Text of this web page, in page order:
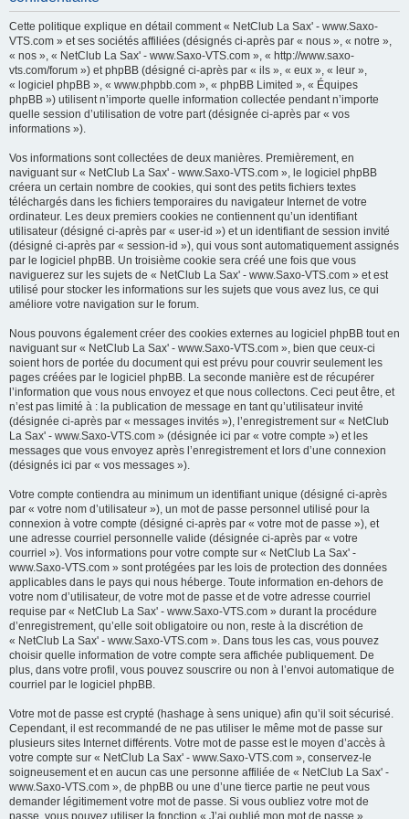
h
Cette politique explique en détail comment « NetClub La Sax' - www.Saxo-
VTS.com » et ses sociétés affiliées (désignés ci-après par « nous », « notre »,
« nos », « NetClub La Sax' - www.Saxo-VTS.com », « http://www.saxo-
vts.com/forum ») et phpBB (désigné ci-après par « ils », « eux », « leur »,
« logiciel phpBB », « www.phpbb.com », « phpBB Limited », « Équipes
phpBB ») utilisent n’importe quelle information collectée pendant n’importe
quelle session d’utilisation de votre part (désignée ci-après par « vos
informations »).
Vos informations sont collectées de deux manières. Premièrement, en
naviguant sur « NetClub La Sax' - www.Saxo-VTS.com », le logiciel phpBB
créera un certain nombre de cookies, qui sont des petits fichiers textes
téléchargés dans les fichiers temporaires du navigateur Internet de votre
ordinateur. Les deux premiers cookies ne contiennent qu’un identifiant
utilisateur (désigné ci-après par « user-id ») et un identifiant de session invité
(désigné ci-après par « session-id »), qui vous sont automatiquement assignés
par le logiciel phpBB. Un troisième cookie sera créé une fois que vous
naviguerez sur les sujets de « NetClub La Sax' - www.Saxo-VTS.com » et est
utilisé pour stocker les informations sur les sujets que vous avez lus, ce qui
améliore votre navigation sur le forum.
Nous pouvons également créer des cookies externes au logiciel phpBB tout en
naviguant sur « NetClub La Sax' - www.Saxo-VTS.com », bien que ceux-ci
soient hors de portée du document qui est prévu pour couvrir seulement les
pages créées par le logiciel phpBB. La seconde manière est de récupérer
l’information que vous nous envoyez et que nous collectons. Ceci peut être, et
n’est pas limité à : la publication de message en tant qu’utilisateur invité
(désignée ci-après par « messages invités »), l’enregistrement sur « NetClub
La Sax' - www.Saxo-VTS.com » (désignée ici par « votre compte ») et les
messages que vous envoyez après l’enregistrement et lors d’une connexion
(désignés ici par « vos messages »).
Votre compte contiendra au minimum un identifiant unique (désigné ci-après
par « votre nom d’utilisateur »), un mot de passe personnel utilisé pour la
connexion à votre compte (désigné ci-après par « votre mot de passe »), et
une adresse courriel personnelle valide (désignée ci-après par « votre
courriel »). Vos informations pour votre compte sur « NetClub La Sax' -
www.Saxo-VTS.com » sont protégées par les lois de protection des données
applicables dans le pays qui nous héberge. Toute information en-dehors de
votre nom d’utilisateur, de votre mot de passe et de votre adresse courriel
requise par « NetClub La Sax' - www.Saxo-VTS.com » durant la procédure
d’enregistrement, qu’elle soit obligatoire ou non, reste à la discrétion de
« NetClub La Sax' - www.Saxo-VTS.com ». Dans tous les cas, vous pouvez
choisir quelle information de votre compte sera affichée publiquement. De
plus, dans votre profil, vous pouvez souscrire ou non à l’envoi automatique de
courriel par le logiciel phpBB.
Votre mot de passe est crypté (hashage à sens unique) afin qu’il soit sécurisé.
Cependant, il est recommandé de ne pas utiliser le même mot de passe sur
plusieurs sites Internet différents. Votre mot de passe est le moyen d’accès à
votre compte sur « NetClub La Sax' - www.Saxo-VTS.com », conservez-le
soigneusement et en aucun cas une personne affiliée de « NetClub La Sax' -
www.Saxo-VTS.com », de phpBB ou une d’une tierce partie ne peut vous
demander légitimement votre mot de passe. Si vous oubliez votre mot de
passe, vous pouvez utiliser la fonction « J’ai oublié mon mot de passe »